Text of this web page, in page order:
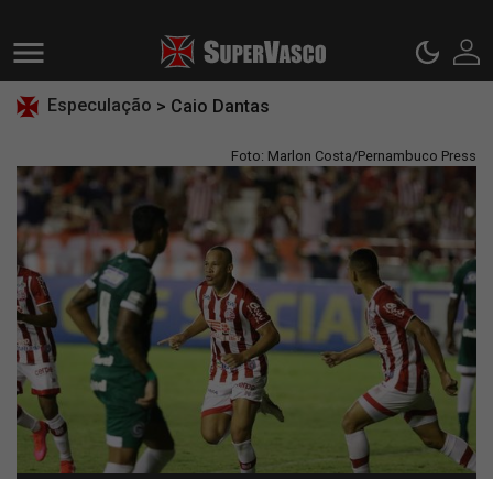
Especulação > Caio Dantas
Foto: Marlon Costa/Pernambuco Press